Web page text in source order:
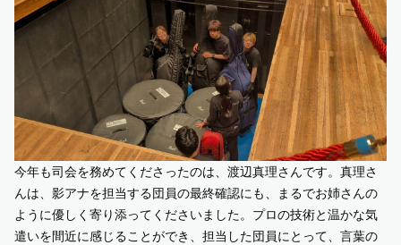
今年も司会を務めてくださったのは、渡辺真理さんです。真理さ
んは、影アナを担当する団員の最終確認にも、まるでお姉さんの
ように優しく寄り添ってくださいました。プロの技術と温かな気
遣いを間近に感じることができ、担当した団員にとって、言葉の